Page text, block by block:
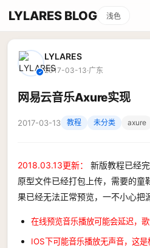
LYLARES BLOG 浅色
✓
LYLARES
2017-03-13·广东
网易云音乐Axure实现
2017-03-13 教程 未分类 axure
2018.03.13更新： 新版教程已经
原型文件已经打包上传，需要的童
果已经无法正常预览，一不小心把
在线预览音乐播放可能会延迟，
IOS下可能音乐播放无声音，这